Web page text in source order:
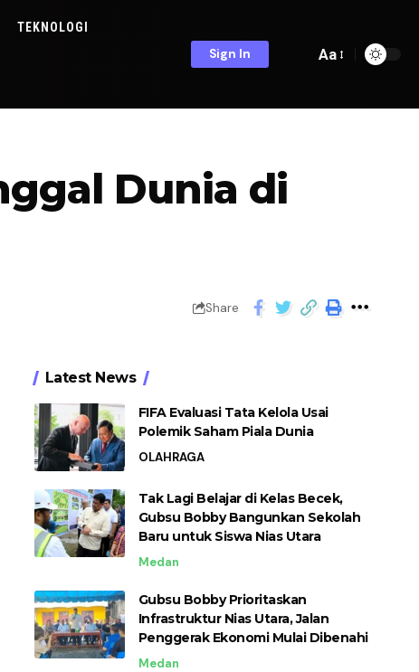
TEKNOLOGI
Sign In Aa
Dunia di
Share
Latest News
FIFA Evaluasi Tata Kelola Usai
Polemik Saham Piala Dunia
OLAHRAGA
Tak Lagi Belajar di Kelas Becek,
Gubsu Bobby Bangunkan Sekolah
Baru untuk Siswa Nias Utara
Medan
Gubsu Bobby Prioritaskan
Infrastruktur Nias Utara, Jalan
Penggerak Ekonomi Mulai Dibenahi
Medan